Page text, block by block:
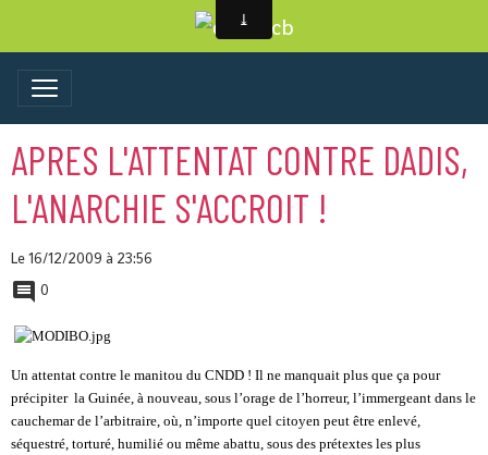
APRES L'ATTENTAT CONTRE DADIS,
L'ANARCHIE S'ACCROIT !
Le 16/12/2009 à 23:56
0
Un attentat contre le manitou du CNDD ! Il ne manquait plus que ça pour
précipiter la Guinée, à nouveau, sous l’orage de l’horreur, l’immergeant dans le
cauchemar de l’arbitraire, où, n’importe quel citoyen peut être enlevé,
séquestré, torturé, humilié ou même abattu, sous des prétextes les plus